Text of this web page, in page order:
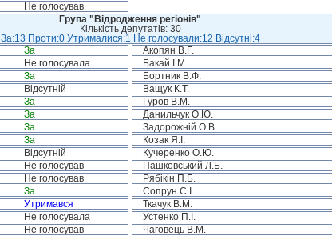
Не голосував
Група "Відродження регіонів"
Кількість депутатів: 30
За:13 Проти:0 Утрималися:1 Не голосували:12 Відсутні:4
За Акопян В.Г.
Не голосувала Бакай І.М.
За Бортник В.Ф.
Відсутній Ващук К.Т.
За Гуров В.М.
За Данильчук О.Ю.
За Задорожній О.В.
За Козак Я.І.
Відсутній Кучеренко О.Ю.
Не голосував Пашковський Л.Б.
Не голосував Рябікін П.Б.
За Сопрун С.І.
Утримався Ткачук В.М.
Не голосувала Устенко П.І.
Не голосував Чаговець В.М.